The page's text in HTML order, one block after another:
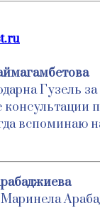
Гузель
консультации
вспоминаю